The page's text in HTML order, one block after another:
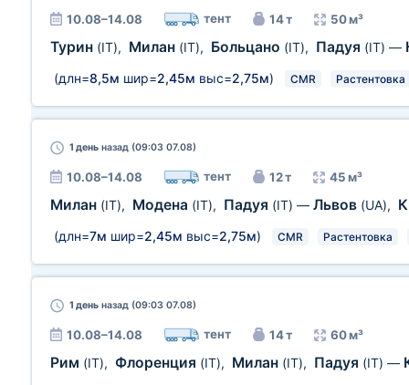
10.08–14.08 тент 14 т 50 м³
Турин (IT), Милан (IT), Больцано (IT), Падуя (IT) —
(длн=8,5м шир=2,45м выс=2,75м) CMR Растентовка
1 день назад (09:03 07.08)
10.08–14.08 тент 12 т 45 м³
Милан (IT), Модена (IT), Падуя (IT) — Львов (UA),
(длн=7м шир=2,45м выс=2,75м) CMR Растентовка
1 день назад (09:03 07.08)
10.08–14.08 тент 14 т 60 м³
Рим (IT), Флоренция (IT), Милан (IT), Падуя (IT) —